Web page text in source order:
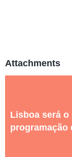
Attachments
Lisboa será o
programação